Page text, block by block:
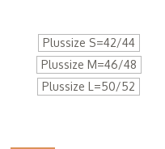
Plussize S=42/44
Plussize M=46/48
Plussize L=50/52